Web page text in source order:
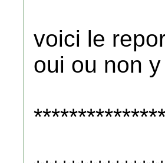
voici le
oui ou non